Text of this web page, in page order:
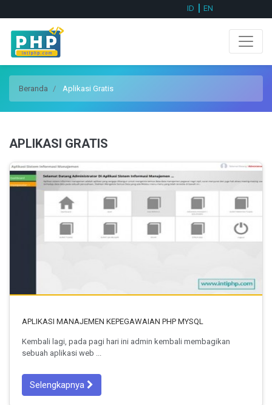
ID EN
Beranda Aplikasi Gratis
APLIKASI GRATIS
APLIKASI MANAJEMEN KEPEGAWAIAN PHP MYSQL
Kembali lagi, pada pagi hari ini admin kembali membagikan
sebuah aplikasi web ...
Selengkapnya